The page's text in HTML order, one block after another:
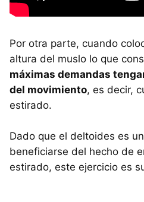
Por otra parte, cuando
altura del muslo lo que
máximas demandas
del movimiento, es decir,
estirado.
Dado que el deltoides es
beneficiarse del hecho de
estirado, este ejercicio es